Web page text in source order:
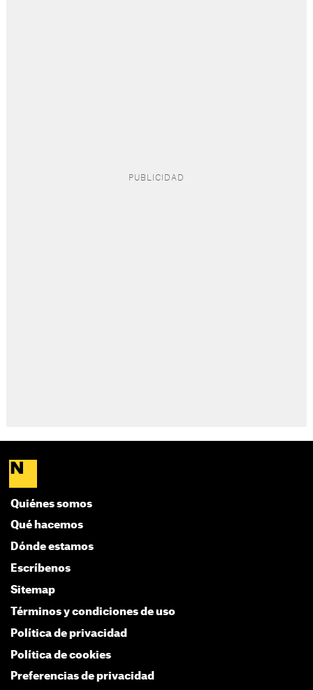
Quiénes somos
Qué hacemos
Dónde estamos
Escríbenos
Sitemap
Términos y condiciones de uso
Política de privacidad
Política de cookies
Preferencias de privacidad